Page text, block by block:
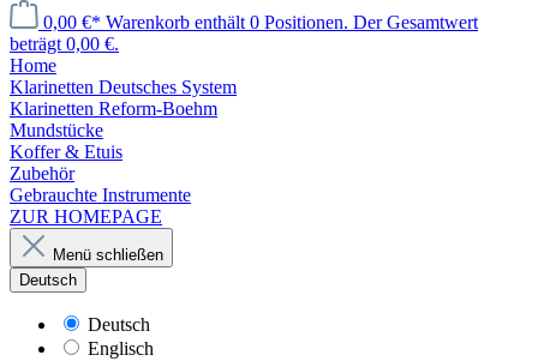
0,00 €* Warenkorb enthält 0 Positionen. Der Gesamtwert
beträgt 0,00 €.
Home
Klarinetten Deutsches System
Klarinetten Reform-Boehm
Mundstücke
Koffer & Etuis
Zubehör
Gebrauchte Instrumente
ZUR HOMEPAGE
Menü schließen
Deutsch
Deutsch
Englisch